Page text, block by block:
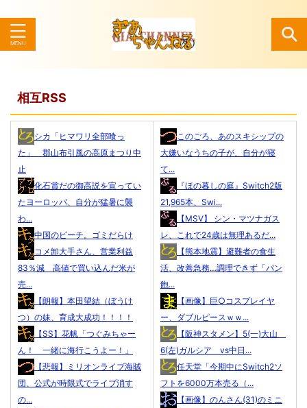
検索
相互RSS
シカ「ヒマワリ全部喰っ
た」 郡山布引風の高原まつり中
止
化石賞だの御高説を宣ってい
たヨーロッパ、自分が猛暑に襲
わ...
中国のビーチ。ゴミだらけ
コメ卸大手さん、営業利益
83％減 高値で買い込んだ米が
売...
【朗報】本田望結（ぼうけ
つ）の妹、育成大成功！！！！
【SS】花帆「つぐみちゃー
ん！ 一緒に海行こうよー！」
【悲報】ミリオンライブ海賊
団、公式が時限式でライブ消す
の...
このごろ、あのスキシップの
大嫌いなうちの子が、自分が寝
て...
『ほの暮しの庭』Switch2版
21,965本、Swi...
【MSV】 シン・マツナガス
レ、これで24歳は無理あるだ...
【熊本地震】避難者の食生
活、改善急務…調理できず「パン
飽...
【画像】巨○コスプレイヤ
ー、ダブルピースｗｗ...
【阪神スタメン】5(一)大山
6(左)ガルシア vs中日...
任天堂「今期中にSwitch2ソ
フトを6000万本売る（...
【画像】のんさん(31)のミニ